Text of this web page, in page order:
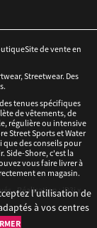
de vente en
Streetwear. Des
tenues spécifiques
de vêtements, de
régulière ou intensive
Street Sports et Water
des conseils pour
Side-Shore, c'est la
vous faire livrer à
en magasin.
- Réalisation :iD3ix
l’utilisation de
à vos centres